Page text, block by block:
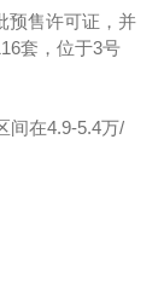
预售许可证，并
套，位于3号
间在4.9-5.4万/